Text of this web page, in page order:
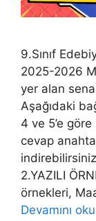
9.Sınıf
2025-2026
yer alan
Aşağıdaki
4 ve 5’e göre
cevap
2.YAZILI
örnekleri,
Devamını oku